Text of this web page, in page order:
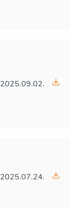
2025.09.02.
2025.07.24.